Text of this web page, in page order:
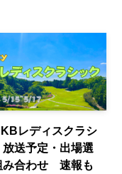
レディスクラシ
送予定・出場選
み合わせ 速報も